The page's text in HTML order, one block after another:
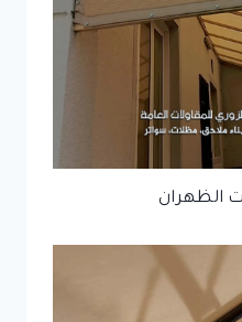
الظهران